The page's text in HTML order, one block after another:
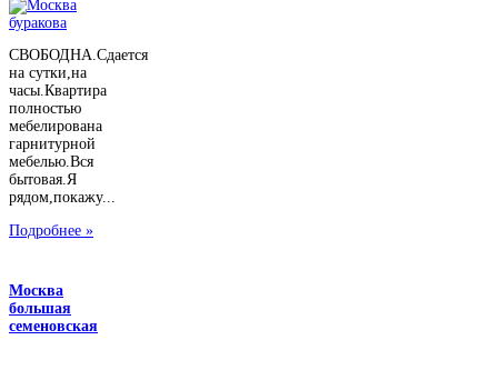
СВОБОДНА.Сдается
на сутки,на
часы.Квартира
полностью
мебелирована
гарнитурной
мебелью.Вся
бытовая.Я
рядом,покажу...
Подробнее »
Москва
большая
семеновская